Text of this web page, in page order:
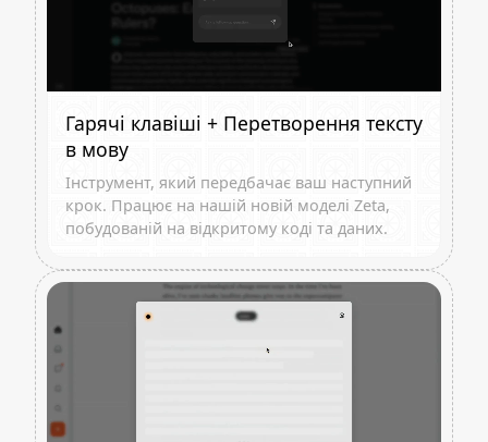
Гарячі клавіші + Перетворення тексту
в мову
Інструмент, який передбачає ваш наступний
крок. Працює на нашій новій моделі Zeta,
побудованій на відкритому коді та даних.